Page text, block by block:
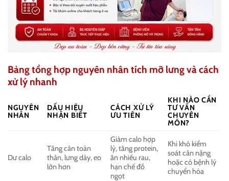
Bảng tổng hợp nguyên nhân tích mỡ lưng và cách
xử lý nhanh
NGUYÊN
NHÂN
DẤU HIỆU
NHẬN BIẾT
CÁCH XỬ LÝ
ƯU TIÊN
KHI NÀO CẦN
TƯ VẤN
CHUYÊN
MÔN?
Dư calo
Tăng cân toàn
thân, lưng dày, eo
lớn hơn
Giảm calo hợp
lý, tăng protein,
ăn nhiều rau,
hạn chế đồ
ngọt
Khi khó kiểm
soát cân nặng
hoặc có bệnh lý
chuyển hóa